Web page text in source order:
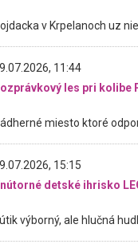
11:44
les pri kolibe
15:15